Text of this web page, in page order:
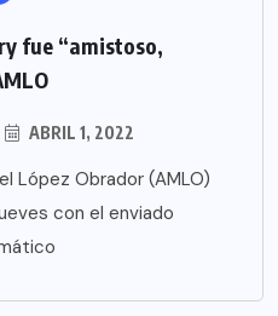
fue “amistoso,
ABRIL 1, 2022
López Obrador (AMLO)
con el enviado